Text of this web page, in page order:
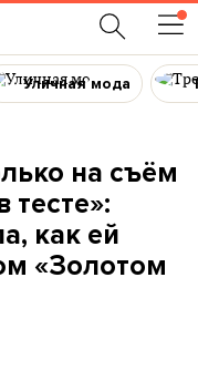
Уличная мода
на съём
тесте»:
как ей
«Золотом